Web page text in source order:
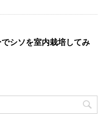
シソを室内栽培してみ